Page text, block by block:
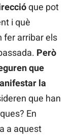
que pot
i què
fer arribar els
Però
que
la
que han
En
a aquest